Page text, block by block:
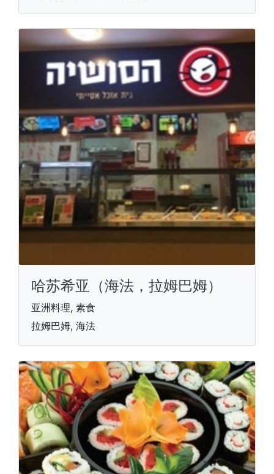
哈苏希亚（海法，拉姆巴姆）
亚洲料理, 素食
拉姆巴姆, 海法